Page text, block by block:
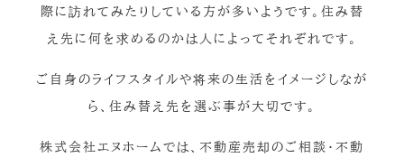
際に訪れてみたりしている方が多いようです。住み替
え先に何を求めるのかは人によってそれぞれです。
ご自身のライフスタイルや将来の生活をイメージしなが
ら、住み替え先を選ぶ事が大切です。
株式会社エヌホームでは、不動産売却のご相談・不動